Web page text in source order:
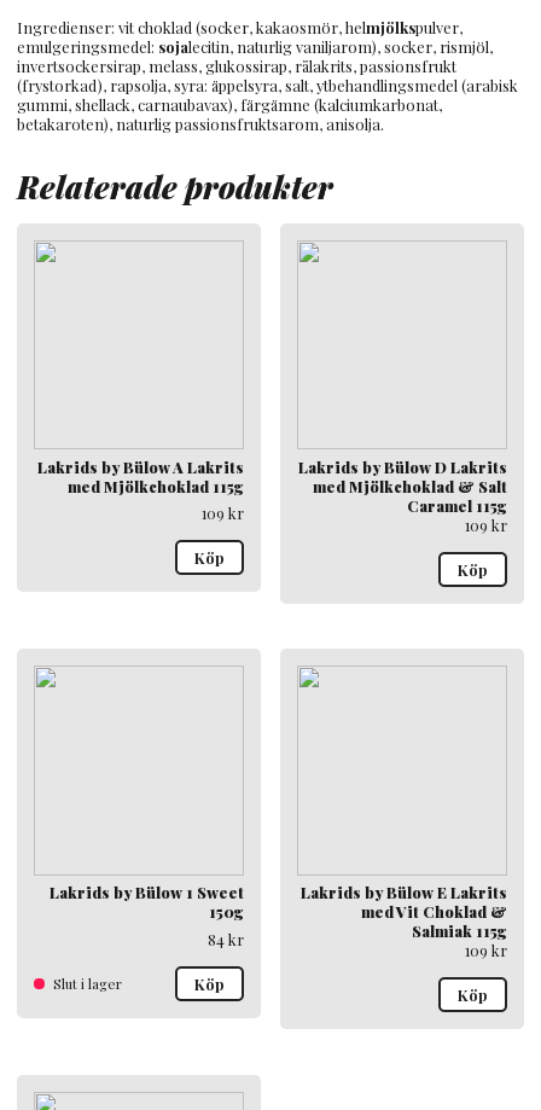
med
Vit
Choklad
&
Passionsfrukt
115g
mängd
Ingredienser: vit choklad (socker, kakaosmör, helmjölkspulver,
emulgeringsmedel: sojalecitin, naturlig vaniljarom), socker, rismjöl,
invertsockersirap, melass, glukossirap, rålakrits, passionsfrukt
(frystorkad), rapsolja, syra: äppelsyra, salt, ytbehandlingsmedel (arabisk
gummi, shellack, carnaubavax), färgämne (kalciumkarbonat,
betakaroten), naturlig passionsfruktsarom, anisolja.
Relaterade produkter
Lakrids by Bülow A Lakrits
med Mjölkchoklad 115g
109 kr
Köp
Lakrids by Bülow D Lakrits
med Mjölkchoklad & Salt
Caramel 115g
109 kr
Köp
Lakrids by Bülow 1 Sweet
150g
84kr
Slut i lager Köp
Lakrids by Bülow E Lakrits
med Vit Choklad &
Salmiak 115g
109 kr
Köp